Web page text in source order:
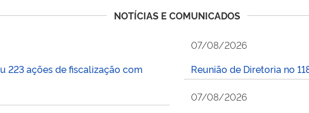
NOTÍCIAS E COMUNICADOS
223 ações de fiscalização com
07/08/2026
Reunião de Diretoria no
07/08/2026